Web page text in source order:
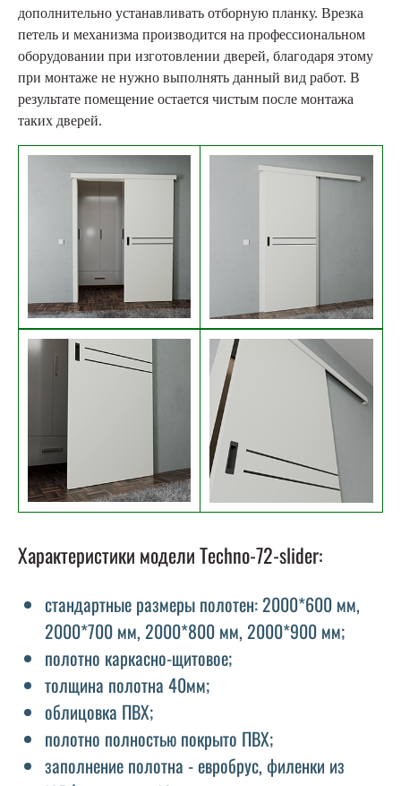
дополнительно устанавливать отборную планку. Врезка
петель и механизма производится на профессиональном
оборудовании при изготовлении дверей, благодаря этому
при монтаже не нужно выполнять данный вид работ. В
результате помещение остается чистым после монтажа
таких дверей.
Характеристики модели Techno-72-slider:
стандартные размеры полотен: 2000*600 мм,
2000*700 мм, 2000*800 мм, 2000*900 мм;
полотно каркасно-щитовое;
толщина полотна 40мм;
облицовка ПВХ;
полотно полностью покрыто ПВХ;
заполнение полотна - евробрус, филенки из